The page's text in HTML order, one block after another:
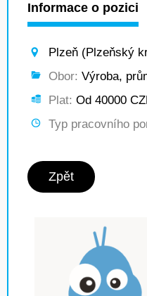
Informace o pozici
Plzeň (Plzeňský
Obor: Výroba,
Plat: Od 40000
Typ pracovního
Zpět